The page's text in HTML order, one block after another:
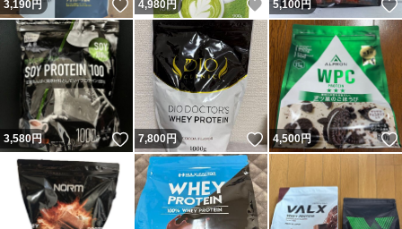
3,190円 いいね！
4,980円 いいね！
5,100円
3,580円 いいね！
7,800円 いいね！
4,500円